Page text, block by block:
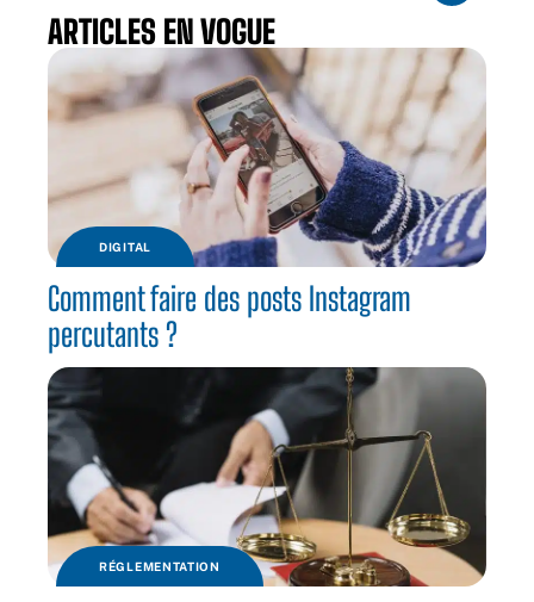
ARTICLES EN VOGUE
DIGITAL
Comment faire des posts Instagram
percutants ?
RÉGLEMENTATION